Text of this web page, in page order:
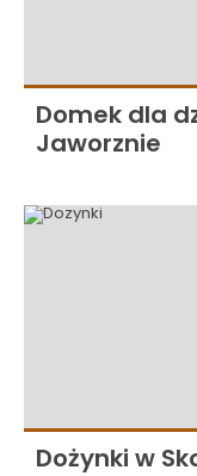
Domek dla
Jaworznie
Dożynki w